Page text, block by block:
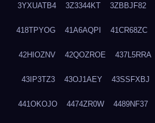
3YXUATB4 3Z3344KT 3ZBBJF82
418TPYOG 41A6AQPI 41CR68ZC
42HIOZNV 42QOZROE 437L5RRA
43IP3TZ3 43OJ1AEY 43SSFXBJ
441OKOJO 4474ZR0W 4489NF37